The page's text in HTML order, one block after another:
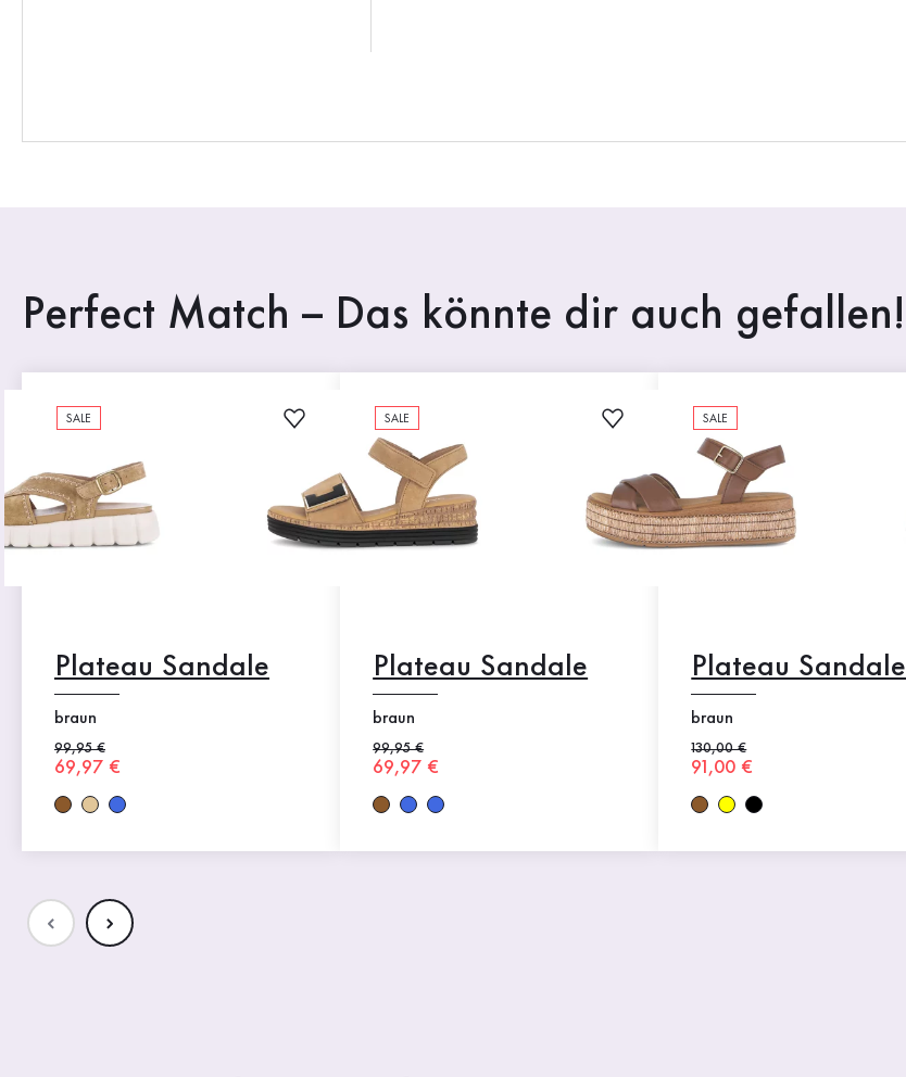
Perfect Match – Das könnte dir auch gefallen!
SALE
Plateau Sandale
braun
Alter Preis
99,95 €
Neuer Preis
69,97 €
SALE
Plateau Sandale
braun
Alter Preis
99,95 €
Neuer Preis
69,97 €
SALE
Plateau Sandale
braun
Alter Preis
130,00 €
Neuer Preis
91,00 €